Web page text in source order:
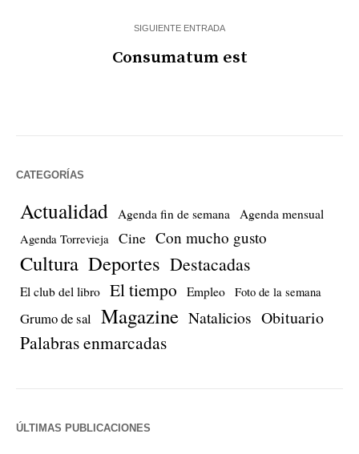
SIGUIENTE ENTRADA
Consumatum est
CATEGORÍAS
Actualidad Agenda fin de semana Agenda mensual
Agenda Torrevieja Cine Con mucho gusto
Cultura Deportes Destacadas
El club del libro El tiempo Empleo Foto de la semana
Grumo de sal Magazine Natalicios Obituario
Palabras enmarcadas
ÚLTIMAS PUBLICACIONES